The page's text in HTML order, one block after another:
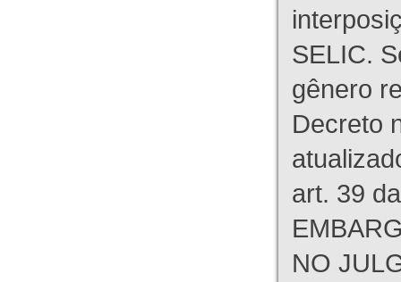
SELIC.
gênero
Decreto
art. 39
NO